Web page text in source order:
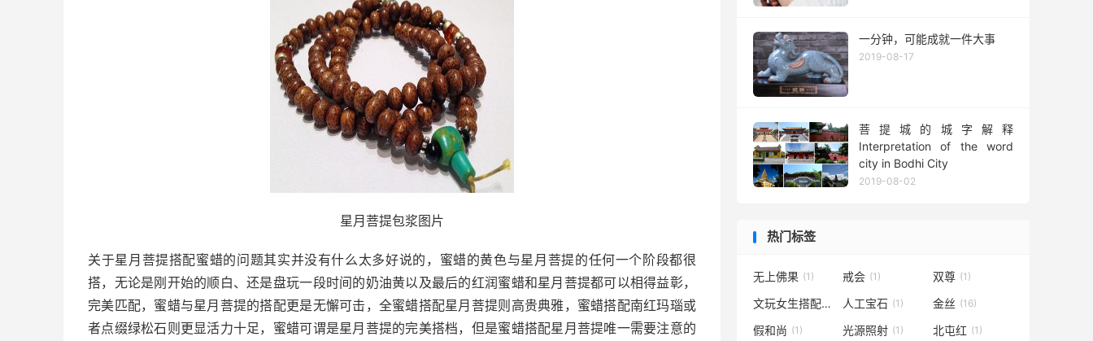
星月菩提包浆图片
关于星月菩提搭配蜜蜡的问题其实并没有什么太多好说的，蜜蜡的黄色与星月菩提的任何一个阶段都很
搭，无论是刚开始的顺白、还是盘玩一段时间的奶油黄以及最后的红润蜜蜡和星月菩提都可以相得益彰，
完美匹配，蜜蜡与星月菩提的搭配更是无懈可击，全蜜蜡搭配星月菩提则高贵典雅，蜜蜡搭配南红玛瑙或
者点缀绿松石则更显活力十足，蜜蜡可谓是星月菩提的完美搭档，但是蜜蜡搭配星月菩提唯一需要注意的
一分钟，可能成就一件大事
2019-08-17
菩提城的城字解释
Interpretation of the word
city in Bodhi City
2019-08-02
热门标签
无上佛果 (1) 戒会 (1) 双尊 (1)
文玩女生搭配
(1) 人工宝石 (1) 金丝 (16)
假和尚 (1) 光源照射 (1) 北屯红 (1)